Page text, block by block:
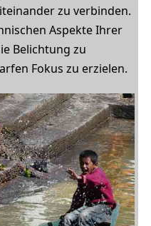
zu verbinden.
Aspekte Ihrer
Belichtung zu
Fokus zu erzielen.